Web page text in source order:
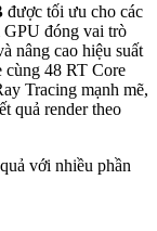
được tối ưu cho các
GPU đóng vai trò
nâng cao hiệu suất
48 RT Core
Tracing mạnh mẽ,
quả render theo
với nhiều phần